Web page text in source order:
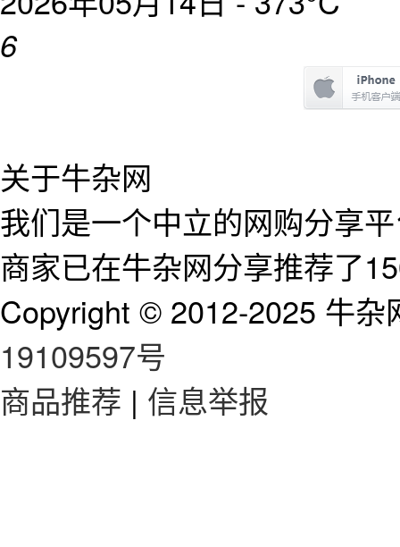
6
关于牛杂网
我们是一个中立的网购分享
商家已在牛杂网分享推荐了
Copyright © 2012-2025 牛
19109597号
商品推荐 | 信息举报